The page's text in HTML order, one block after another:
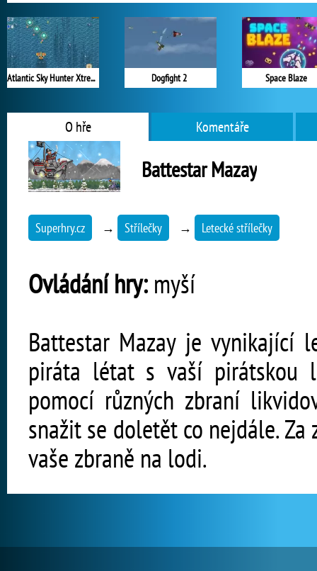
Atlantic Sky Hunter Xtreme Dogfight 2 Space Blaze
O hře Komentáře
Battestar Mazay
Superhry.cz → Střílečky → Letecké střílečky
Ovládání hry: myší
Battestar Mazay je vynikající
piráta létat s vaší pirátskou
pomocí různých zbraní
snažit se doletět co nejdále.
vaše zbraně na lodi.